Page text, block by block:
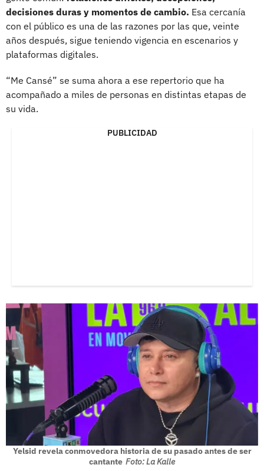
decisiones duras y momentos de cambio. Esa cercanía
con el público es una de las razones por las que, veinte
años después, sigue teniendo vigencia en escenarios y
plataformas digitales.
“Me Cansé” se suma ahora a ese repertorio que ha
acompañado a miles de personas en distintas etapas de
su vida.
PUBLICIDAD
Yelsid revela conmovedora historia de su pasado antes de ser
cantante Foto: La Kalle